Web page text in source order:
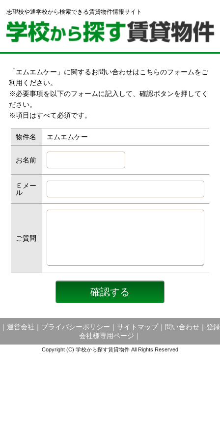
志望校や通学校から検索できる賃貸物件情報サイト
「エムエムケー」に関するお問い合わせはこちらのフォームをご
利用ください。
※必要事項を以下のフォームに記入して、確認ボタンを押してく
ださい。
※項目はすべて必須です。
物件名 エムエムケー
お名前
Ｅメー
ル
ご質問
運営会社 プライバシーポリシー サイトマップ｜ 問い合わせ
登録
会社様専用ページ
Copyright (C) 学校から探す賃貸物件 All Rights Reserved